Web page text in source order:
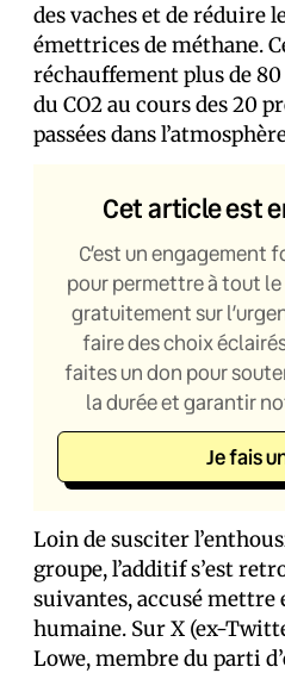
des vaches et de réduire
émettrices de méthane.
réchauffement plus de
du CO2 au cours des 20
passées dans
Cet article est
C’est un engagement
pour permettre à tout le
gratuitement sur
faire des choix
faites un don pour
la durée et garantir
Je fais
Loin de susciter
groupe, l’additif s’est
suivantes, accusé mettre
humaine. Sur X (ex-
Lowe, membre du parti